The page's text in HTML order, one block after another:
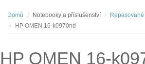
Domů Notebooky a příslušenství
HP OMEN 16-k0970nd
HP OMEN 16-